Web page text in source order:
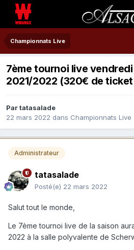
Championnats Live
7ème tournoi live
2021/2022 (320€ de
Partatasalade
22 mars 2022 dans Championnats Live
Administrateur
tatasalade
Posté(e) 22 mars 2022
Salut tout le monde,
Le 7ème tournoi live de la saison
2022 à la salle polyvalente de